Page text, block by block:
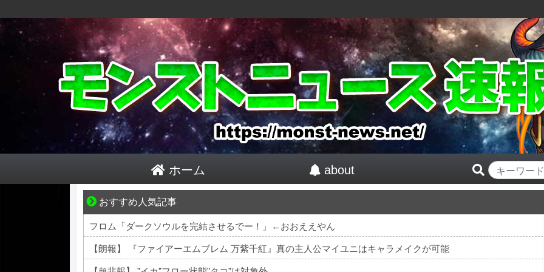
ホーム about
おすすめ人気記事
小さなすれ違いが、夫を追い詰めていく
フロム「ダークソウルを完結させるでー！」←おおええやん
【朗報】 『ファイアーエムブレム 万紫千紅』真の主人公マイユニはキャラメイクが可能